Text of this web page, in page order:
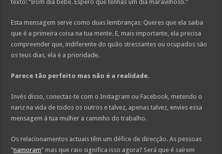
texto: “Bom dia bebé. Espero que tenhas um dia maravilhoso.”
Esta mensagem serve como duas lembranças: Queres que ela saiba
que é a primeira coisa na tua mente. E, mais importante, ela precisa
compreender que, indiferente do quão stressantes ou ocupados são
os teus dias, ela é a prioridade.
Parece tão perfeito mas não é a realidade.
Invés disso, conectas-te com o Instagram ou Facebook, metendo o
nariz na vida de todos os outros e talvez, apenas talvez, envies essa
mensagem à tua mulher a caminho do trabalho.
Os relacionamentos actuais têm um défice de direcção. As pessoas
“namoram” mas que raio significa isso agora? Será que é saírem